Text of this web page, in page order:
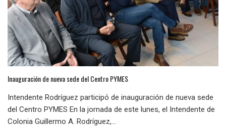
Inauguración de nueva sede del Centro PYMES
Intendente Rodríguez participó de inauguración de nueva sede
del Centro PYMES En la jornada de este lunes, el Intendente de
Colonia Guillermo A. Rodríguez,...